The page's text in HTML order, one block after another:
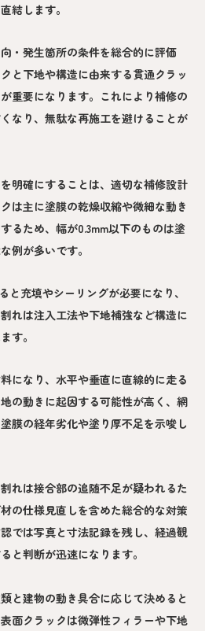
結します。
・発生箇所の条件を総合的に評価
と下地や構造に由来する貫通クラッ
重要になります。これにより補修の
なり、無駄な再施工を避けることが
明確にすることは、適切な補修設計
は主に塗膜の乾燥収縮や微細な動き
るため、幅が0.3mm以下のものは塗
例が多いです。
と充填やシーリングが必要になり、
れは注入工法や下地補強など構造に
す。
になり、水平や垂直に直線的に走る
の動きに起因する可能性が高く、網
膜の経年劣化や塗り厚不足を示唆し
れは接合部の追随不足が疑われるた
の仕様見直しを含めた総合的な対策
では写真と寸法記録を残し、経過観
と判断が迅速になります。
と建物の動き具合に応じて決めると
面クラックは微弾性フィラーや下地